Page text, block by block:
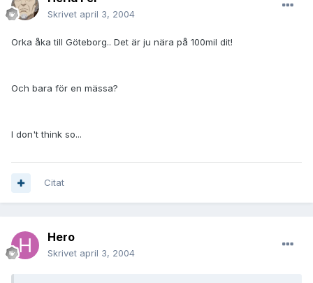
Skrivet april 3, 2004
Orka åka till Göteborg.. Det är ju nära på 100mil dit!
Och bara för en mässa?
I don't think so...
Citat
Hero
Skrivet april 3, 2004